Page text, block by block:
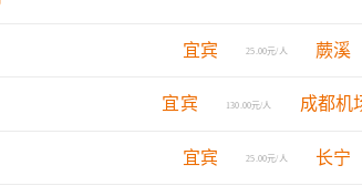
宜宾 25.00元/人 蕨溪
宜宾 130.00元/人 成都机
宜宾 25.00元/人 长宁